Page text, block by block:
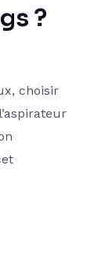
?
choisir